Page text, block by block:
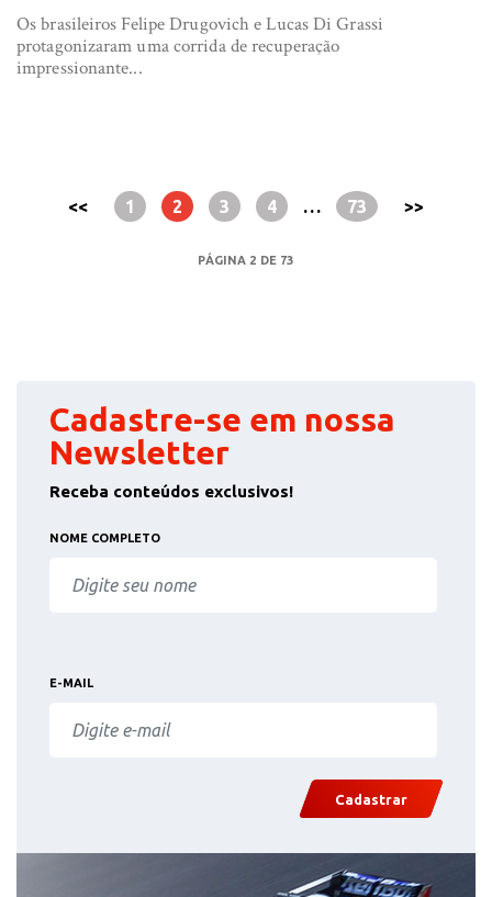
Os brasileiros Felipe Drugovich e Lucas Di Grassi
protagonizaram uma corrida de recuperação
impressionante...
<< 1 2 3 4 … 73 >>
PÁGINA 2 DE 73
Cadastre-se em nossa
Newsletter
Receba conteúdos exclusivos!
NOME COMPLETO
E-MAIL
Cadastrar